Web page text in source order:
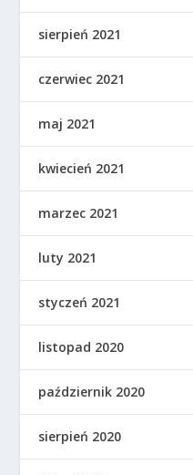
sierpień 2021
czerwiec 2021
maj 2021
kwiecień 2021
marzec 2021
luty 2021
styczeń 2021
listopad 2020
październik 2020
sierpień 2020